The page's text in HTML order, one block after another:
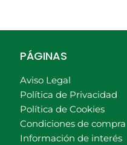
PÁGINAS
Aviso Legal
Política de Privacidad
Política de Cookies
Condiciones de compra
Información de interés